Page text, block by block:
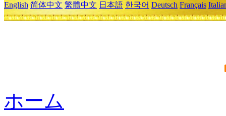
English 简体中文 繁體中文 日本語 한국어 Deutsch Français
ホーム